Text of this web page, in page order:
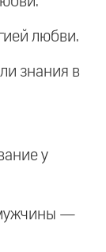
любви.
знания в
у
—